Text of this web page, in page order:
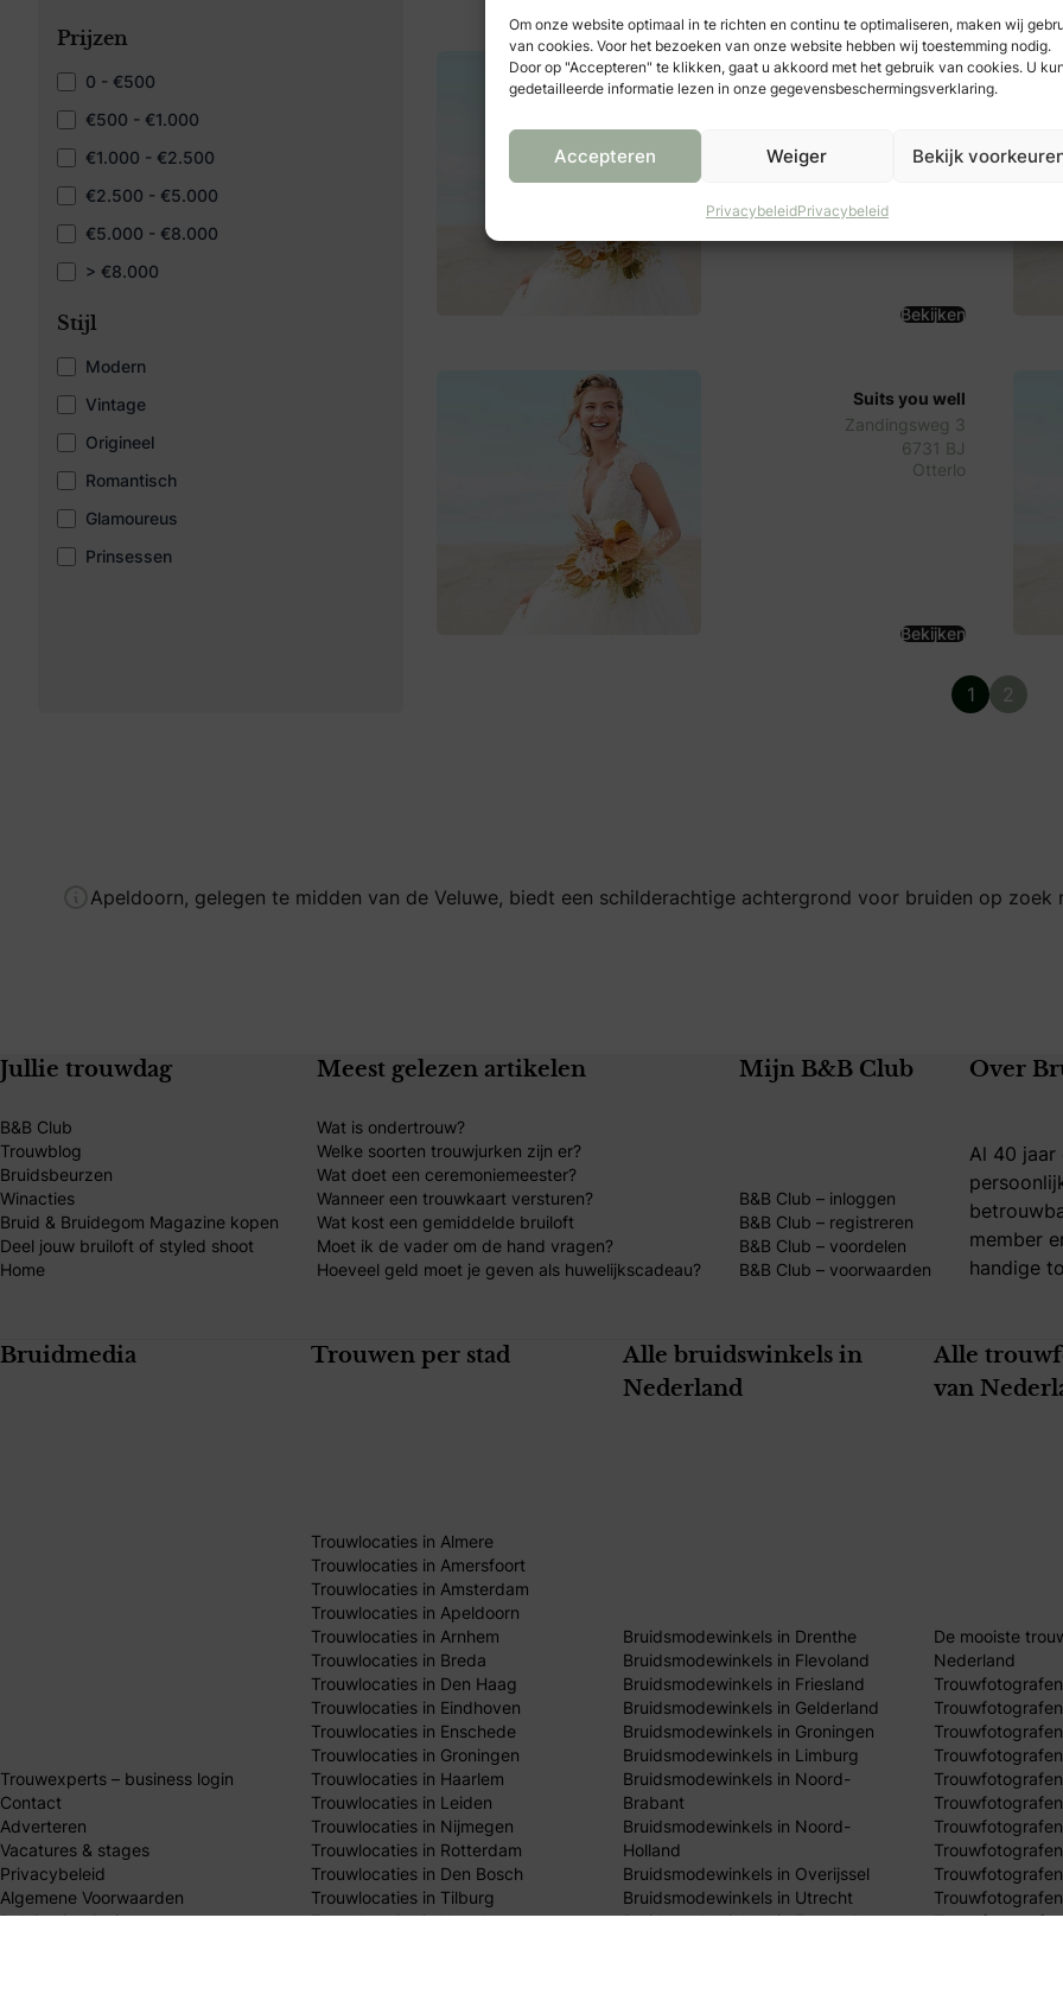
Om onze website optimaal in te richten en continu te optimaliseren, maken wij
van cookies. Voor het bezoeken van onze website hebben wij toestemming nodig.
Door op "Accepteren" te klikken, gaat u akkoord met het gebruik van cookies. U
gedetailleerde informatie lezen in onze gegevensbeschermingsverklaring.
Accepteren Weiger Bekijk
PrivacybeleidPrivacybeleid
Prijzen
0 - €500
€500 - €1.000
€1.000 - €2.500
€2.500 - €5.000
€5.000 - €8.000
> €8.000
Stijl
Modern
Vintage
Origineel
Romantisch
Glamoureus
Prinsessen
De Bruidsstal
Apeldoornseweg 33
Elspeet
Bekijken
Suits you well
Zandingsweg 3
6731 BJ
Otterlo
Bekijken
1 2
Apeldoorn, gelegen te midden van de Veluwe, biedt een schilderachtige achtergrond voor bruiden op
Jullie trouwdag
B&B Club
Trouwblog
Bruidsbeurzen
Winacties
Bruid & Bruidegom Magazine kopen
Deel jouw bruiloft of styled shoot
Home
Meest gelezen artikelen
Wat is ondertrouw?
Welke soorten trouwjurken zijn er?
Wat doet een ceremoniemeester?
Wanneer een trouwkaart versturen?
Wat kost een gemiddelde bruiloft
Moet ik de vader om de hand vragen?
Hoeveel geld moet je geven als huwelijkscadeau?
Mijn B&B Club
B&B Club – inloggen
B&B Club – registreren
B&B Club – voordelen
B&B Club – voorwaarden
Over
Al 40 jaar
member
handige
Bruidmedia
Trouwexperts – business login
Contact
Adverteren
Vacatures & stages
Privacybeleid
Algemene Voorwaarden
Publicatieprincipes
Trouwen per stad
Trouwlocaties in Almere
Trouwlocaties in Amersfoort
Trouwlocaties in Amsterdam
Trouwlocaties in Apeldoorn
Trouwlocaties in Arnhem
Trouwlocaties in Breda
Trouwlocaties in Den Haag
Trouwlocaties in Eindhoven
Trouwlocaties in Enschede
Trouwlocaties in Groningen
Trouwlocaties in Haarlem
Trouwlocaties in Leiden
Trouwlocaties in Nijmegen
Trouwlocaties in Rotterdam
Trouwlocaties in Den Bosch
Trouwlocaties in Tilburg
Trouwlocaties in Utrecht
Alle bruidswinkels in
Nederland
Bruidsmodewinkels in Drenthe
Bruidsmodewinkels in Flevoland
Bruidsmodewinkels in Friesland
Bruidsmodewinkels in Gelderland
Bruidsmodewinkels in Groningen
Bruidsmodewinkels in Limburg
Bruidsmodewinkels in Noord-
Brabant
Bruidsmodewinkels in Noord-
Holland
Bruidsmodewinkels in Overijssel
Bruidsmodewinkels in Utrecht
Bruidsmodewinkels in Zeeland
Alle
van
De mooiste
Nederland